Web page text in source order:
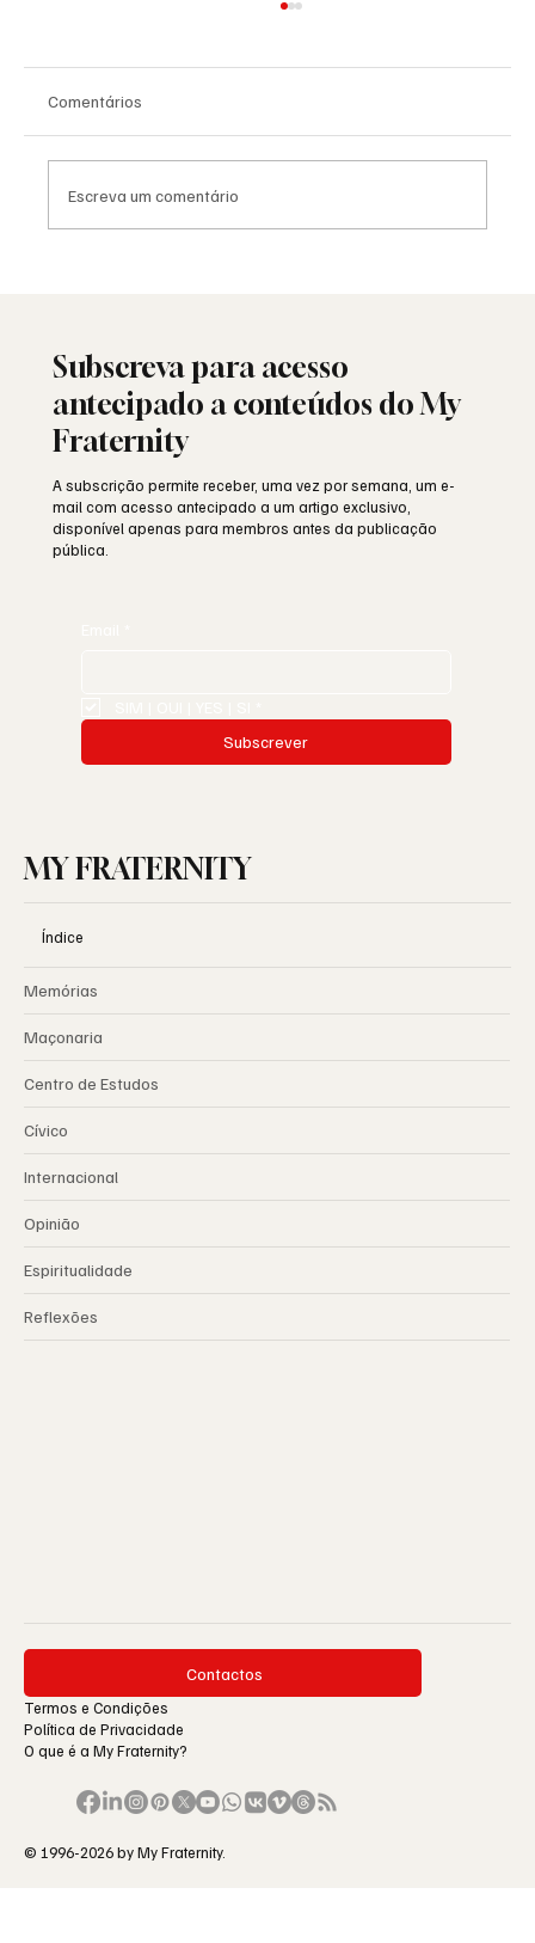
Comentários
Escreva um comentário
Subscreva para acesso
antecipado a conteúdos do My
Fraternity
A subscrição permite receber, uma vez por semana, um e-
mail com acesso antecipado a um artigo exclusivo,
disponível apenas para membros antes da publicação
pública.
Subscrever
MY FRATERNITY
Índice
Memórias
Maçonaria
Centro de Estudos
Cívico
Internacional
Opinião
Espiritualidade
Reflexões
Contactos
Termos e Condições
Política de Privacidade
O que é a My Fraternity?
© 1996-2026 by My Fraternity.